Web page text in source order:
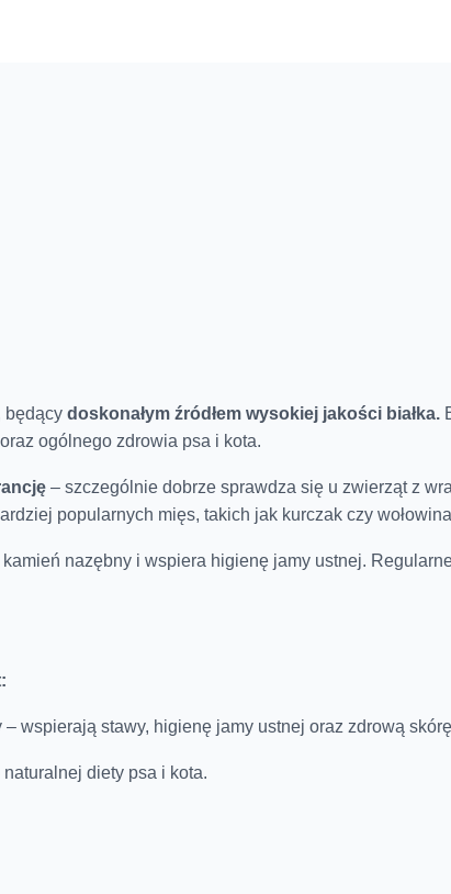
będący doskonałym źródłem wysokiej jakości białka.
ogólnego zdrowia psa i kota.
– szczególnie dobrze sprawdza się u zwierząt z
popularnych mięs, takich jak kurczak czy
nazębny i wspiera higienę jamy ustnej.
wspierają stawy, higienę jamy ustnej oraz zdrową
diety psa i kota.